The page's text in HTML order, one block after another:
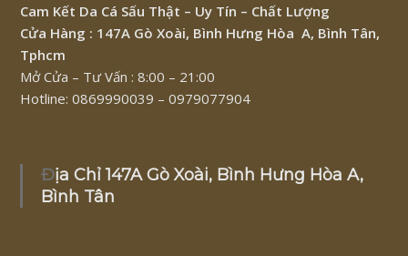
Cam Kết Da Cá Sấu Thật – Uy Tín – Chất Lượng
Cửa Hàng : 147A Gò Xoài, Bình Hưng Hòa A, Bình Tân,
Tphcm
Mở Cửa – Tư Vấn : 8:00 – 21:00
Hotline: 0869990039 – 0979077904
Địa Chỉ 147A Gò Xoài, Bình Hưng Hòa A,
Bình Tân